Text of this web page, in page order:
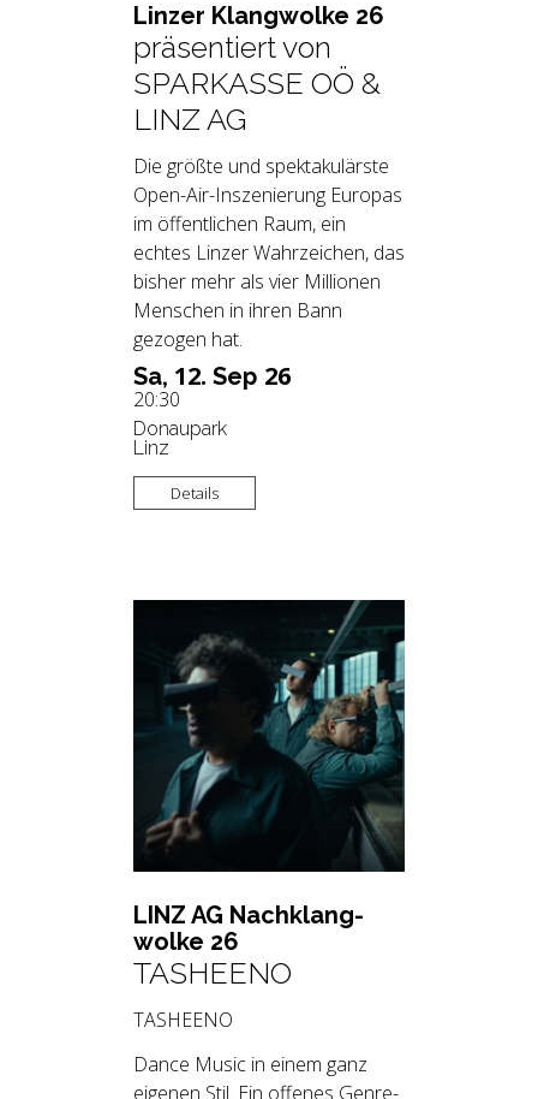
Sa, 12. Sep 26
20:30
Donaupark
Linz
Lin­zer Klang­wol­ke 26
präsentiert von
SPARKASSE OÖ &
LINZ AG
Die größte und spektakulärste
Open-Air-Inszenierung Europas
im öffentlichen Raum, ein
echtes Linzer Wahrzeichen, das
bisher mehr als vier Millionen
Menschen in ihren Bann
gezogen hat.
Details
LINZ AG Nach­klang­
wol­ke 26
TASHEENO
TASHEENO
Dance Music in einem ganz
eigenen Stil. Ein offenes Genre-